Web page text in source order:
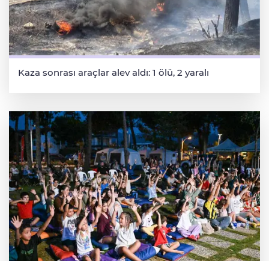
Kaza sonrası araçlar alev aldı: 1 ölü, 2 yaralı